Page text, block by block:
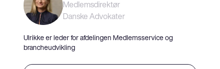
Medlemsdirektør
Danske Advokater
Ulrikke er leder for afdelingen Medlemsservice og
brancheudvikling